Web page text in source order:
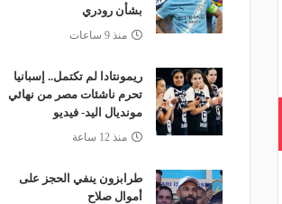
بشأن رودري
منذ 9 ساعات
ريمونتادا لم تكتمل.. إسبانيا
تحرم ناشئات مصر من نهائي
مونديال اليد- فيديو
منذ 12 ساعة
طرابزون ينفي الحجز على
أموال صلاح